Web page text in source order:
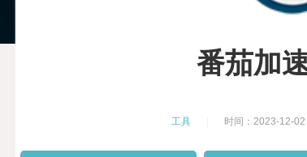
番茄加
工具 时间：2023-12-02